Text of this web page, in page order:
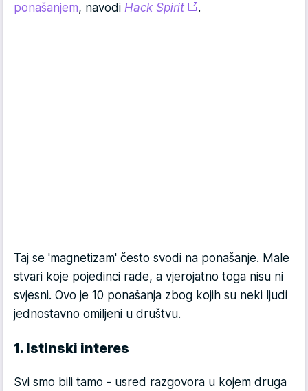
ponašanjem, navodi Hack Spirit .
Taj se 'magnetizam' često svodi na ponašanje. Male
stvari koje pojedinci rade, a vjerojatno toga nisu ni
svjesni. Ovo je 10 ponašanja zbog kojih su neki ljudi
jednostavno omiljeni u društvu.
1. Istinski interes
Svi smo bili tamo - usred razgovora u kojem druga